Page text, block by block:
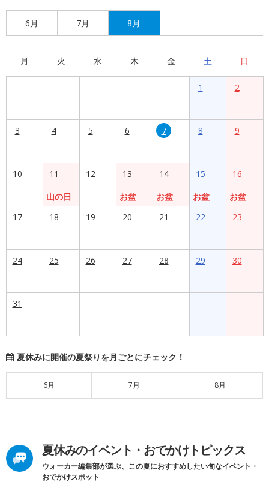
6月 7月 8月
月 火 水 木 金 土 日
1 2
3 4 5 6 7 8 9
10
11
山の日
12
13
お盆
14
お盆
15
お盆
16
お盆
17
18 19 20 21 22 23
24 25 26 27 28 29 30
31
夏休みに開催の夏祭りを月ごとにチェック！
6月 7月 8月
夏休みのイベント・おでかけトピックス
ウォーカー編集部が選ぶ、この夏におすすめしたい旬なイベント・
おでかけスポット